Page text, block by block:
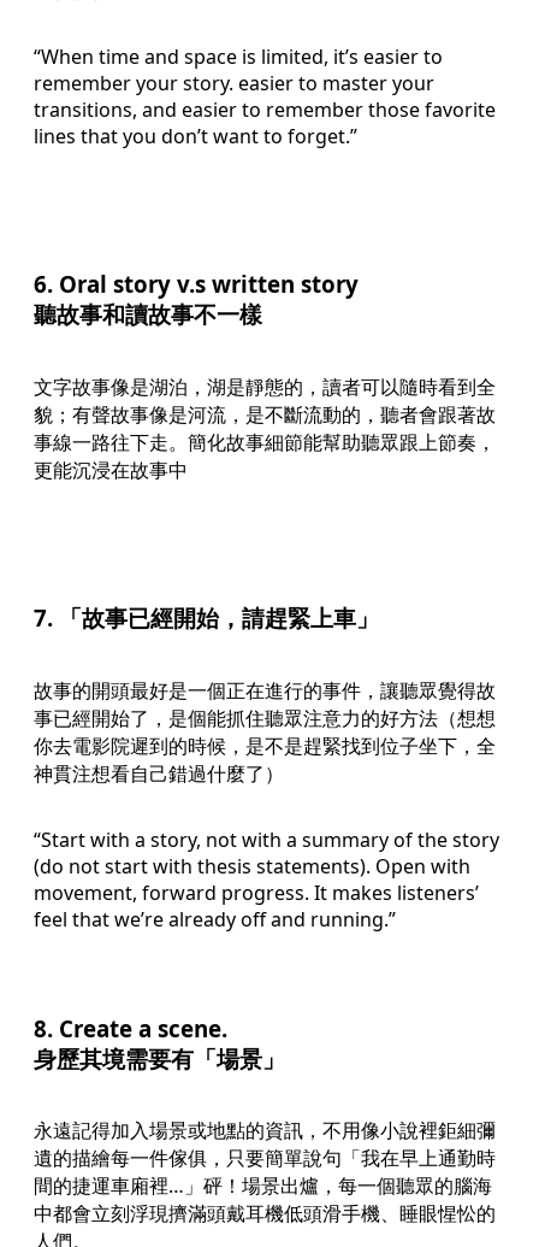
“When time and space is limited, it’s easier to
remember your story. easier to master your
transitions, and easier to remember those favorite
lines that you don’t want to forget.”
6. Oral story v.s written story
聽故事和讀故事不一樣
文字故事像是湖泊，湖是靜態的，讀者可以隨時看到全
貌；有聲故事像是河流，是不斷流動的，聽者會跟著故
事線一路往下走。簡化故事細節能幫助聽眾跟上節奏，
更能沉浸在故事中
7. 「故事已經開始，請趕緊上車」
故事的開頭最好是一個正在進行的事件，讓聽眾覺得故
事已經開始了，是個能抓住聽眾注意力的好方法（想想
你去電影院遲到的時候，是不是趕緊找到位子坐下，全
神貫注想看自己錯過什麼了）
“Start with a story, not with a summary of the story
(do not start with thesis statements). Open with
movement, forward progress. It makes listeners’
feel that we’re already off and running.”
8. Create a scene.
身歷其境需要有「場景」
永遠記得加入場景或地點的資訊，不用像小說裡鉅細彌
遺的描繪每一件傢俱，只要簡單說句「我在早上通勤時
間的捷運車廂裡…」砰！場景出爐，每一個聽眾的腦海
中都會立刻浮現擠滿頭戴耳機低頭滑手機、睡眼惺忪的
人們。